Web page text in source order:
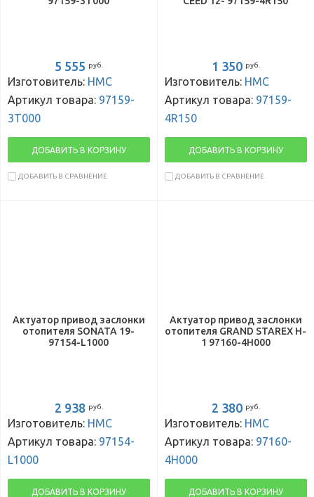
5 555 руб.
Изготовитель: HMC
Артикул товара: 97159-
3T000
ДОБАВИТЬ В КОРЗИНУ
ДОБАВИТЬ В СРАВНЕНИЕ
1 350 руб.
Изготовитель: HMC
Артикул товара: 97159-
4R150
ДОБАВИТЬ В КОРЗИНУ
ДОБАВИТЬ В СРАВНЕНИЕ
Актуатор привод заслонки
отопителя SONATA 19-
97154-L1000
2 938 руб.
Изготовитель: HMC
Артикул товара: 97154-
L1000
ДОБАВИТЬ В КОРЗИНУ
Актуатор привод заслонки
отопителя GRAND STAREX H-
1 97160-4H000
2 380 руб.
Изготовитель: HMC
Артикул товара: 97160-
4H000
ДОБАВИТЬ В КОРЗИНУ